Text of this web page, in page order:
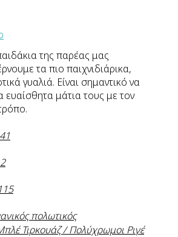
της παρέας μας
τα πιο παιχνιδιάρικα,
γυαλιά. Είναι σημαντικό να
μάτια τους με τον
πολωτικός
Τιρκουάζ / Πολύχρωμοι Ριγέ